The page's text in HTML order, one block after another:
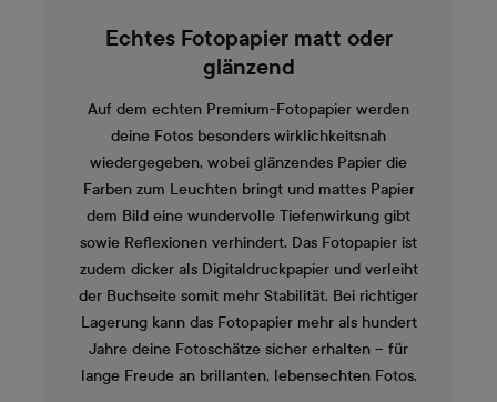
Echtes Fotopapier matt oder
glänzend
Auf dem echten Premium-Fotopapier werden
deine Fotos besonders wirklichkeitsnah
wiedergegeben, wobei glänzendes Papier die
Farben zum Leuchten bringt und mattes Papier
dem Bild eine wundervolle Tiefenwirkung gibt
sowie Reflexionen verhindert. Das Fotopapier ist
zudem dicker als Digitaldruckpapier und verleiht
der Buchseite somit mehr Stabilität. Bei richtiger
Lagerung kann das Fotopapier mehr als hundert
Jahre deine Fotoschätze sicher erhalten – für
lange Freude an brillanten, lebensechten Fotos.